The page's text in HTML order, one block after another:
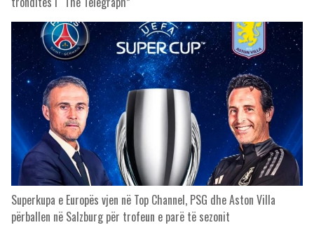
Superkupa e Europës vjen në Top Channel, PSG dhe Aston Villa
përballen në Salzburg për trofeun e parë të sezonit